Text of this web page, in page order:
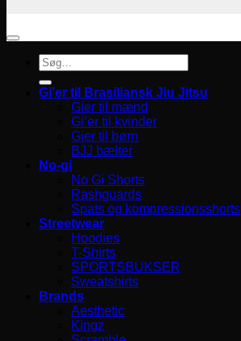
Søg
efter:
Gi’er til Brasiliansk Jiu Jitsu
Gier til mænd
Gi’er til kvinder
Gier til børn
BJJ bælter
No-gi
No Gi Shorts
Rashguards
Spats og kompressionsshorts
Streetwear
Hoodies
T-Shirts
SPORTSBUKSER
Sweatshirts
Brands
Aesthetic
Kingz